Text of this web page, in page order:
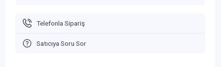
Telefonla Sipariş
Satıcıya Soru Sor